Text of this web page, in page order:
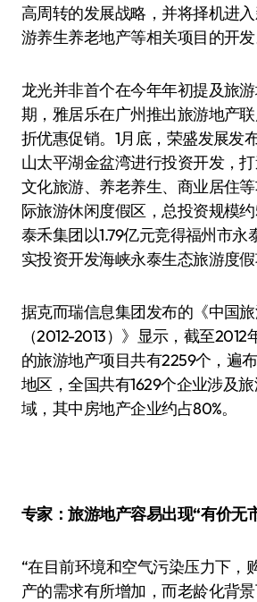
高周转的发展战略，并将择机进
游养生养老地产等相关项目的开发
龙光并非首个在今年年初提及旅
期，雅居乐在广州推出旅游地产
折优惠促销。1月底，荣盛发展发
山太平湖金盆湾进行投资开发，打
文化旅游、养老养生、商业居住
际旅游休闲度假区，总投资规模
泰禾集团以1.79亿元竞得福州市永
实投资开发海峡永泰生态旅游度假
据克而瑞信息集团发布的《中国
（2012-2013）》显示，截至
的旅游地产项目共有2259个，遍
地区，全国共有1629个企业涉及
域，其中房地产企业约占80%。
专家：旅游地产容易出现“有价无
“在目前环境和空气污染压力下，
产的需求有所增加，而老龄化背